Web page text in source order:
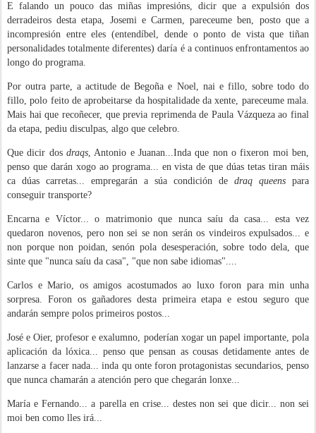
E falando un pouco das miñas impresións, dicir que a expulsión dos
derradeiros desta etapa, Josemi e Carmen, pareceume ben, posto que a
incompresión entre eles (entendíbel, dende o ponto de vista que tiñan
personalidades totalmente diferentes) daría é a continuos enfrontamentos ao
longo do programa.
Por outra parte, a actitude de Begoña e Noel, nai e fillo, sobre todo do
fillo, polo feito de aprobeitarse da hospitalidade da xente, pareceume mala.
Mais hai que recoñecer, que previa reprimenda de Paula Vázqueza ao final
da etapa, pediu disculpas, algo que celebro.
Que dicir dos draqs, Antonio e Juanan...Inda que non o fixeron moi ben,
penso que darán xogo ao programa... en vista de que dúas tetas tiran máis
ca dúas carretas... empregarán a súa condición de draq queens para
conseguir transporte?
Encarna e Víctor... o matrimonio que nunca saíu da casa... esta vez
quedaron novenos, pero non sei se non serán os vindeiros expulsados... e
non porque non poidan, senón pola desesperación, sobre todo dela, que
sinte que "nunca saíu da casa", "que non sabe idiomas"....
Carlos e Mario, os amigos acostumados ao luxo foron para min unha
sorpresa. Foron os gañadores desta primeira etapa e estou seguro que
andarán sempre polos primeiros postos...
José e Oier, profesor e exalumno, poderían xogar un papel importante, pola
aplicación da lóxica... penso que pensan as cousas detidamente antes de
lanzarse a facer nada... inda qu onte foron protagonistas secundarios, penso
que nunca chamarán a atención pero que chegarán lonxe...
María e Fernando... a parella en crise... destes non sei que dicir... non sei
moi ben como lles irá...